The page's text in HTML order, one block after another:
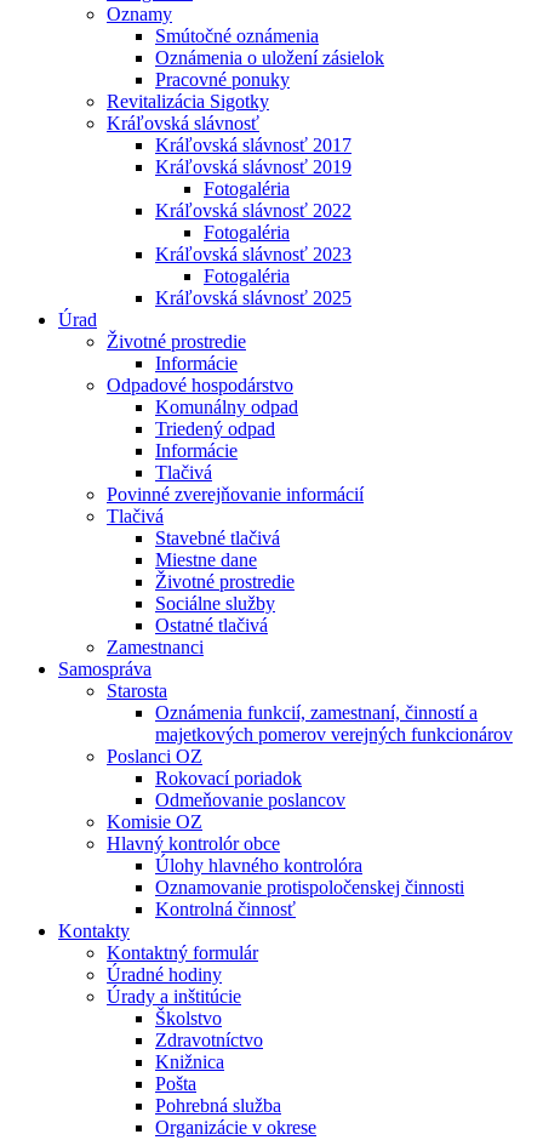
Oznamy
Smútočné oznámenia
Oznámenia o uložení zásielok
Pracovné ponuky
Revitalizácia Sigotky
Kráľovská slávnosť
Kráľovská slávnosť 2017
Kráľovská slávnosť 2019
Fotogaléria
Kráľovská slávnosť 2022
Fotogaléria
Kráľovská slávnosť 2023
Fotogaléria
Kráľovská slávnosť 2025
Úrad
Životné prostredie
Informácie
Odpadové hospodárstvo
Komunálny odpad
Triedený odpad
Informácie
Tlačivá
Povinné zverejňovanie informácií
Tlačivá
Stavebné tlačivá
Miestne dane
Životné prostredie
Sociálne služby
Ostatné tlačivá
Zamestnanci
Samospráva
Starosta
Oznámenia funkcií, zamestnaní, činností a
majetkových pomerov verejných funkcionárov
Poslanci OZ
Rokovací poriadok
Odmeňovanie poslancov
Komisie OZ
Hlavný kontrolór obce
Úlohy hlavného kontrolóra
Oznamovanie protispoločenskej činnosti
Kontrolná činnosť
Kontakty
Kontaktný formulár
Úradné hodiny
Úrady a inštitúcie
Školstvo
Zdravotníctvo
Knižnica
Pošta
Pohrebná služba
Organizácie v okrese